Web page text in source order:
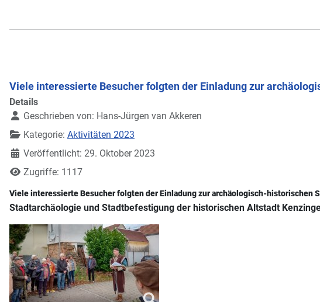
Viele interessierte Besucher folgten der Einladung zur
Details
Geschrieben von: Hans-Jürgen van Akkeren
Kategorie: Aktivitäten 2023
Veröffentlicht: 29. Oktober 2023
Zugriffe: 1117
Viele interessierte Besucher folgten der Einladung zur archäologisch-historischen
Stadtarchäologie und Stadtbefestigung der historischen Altstadt